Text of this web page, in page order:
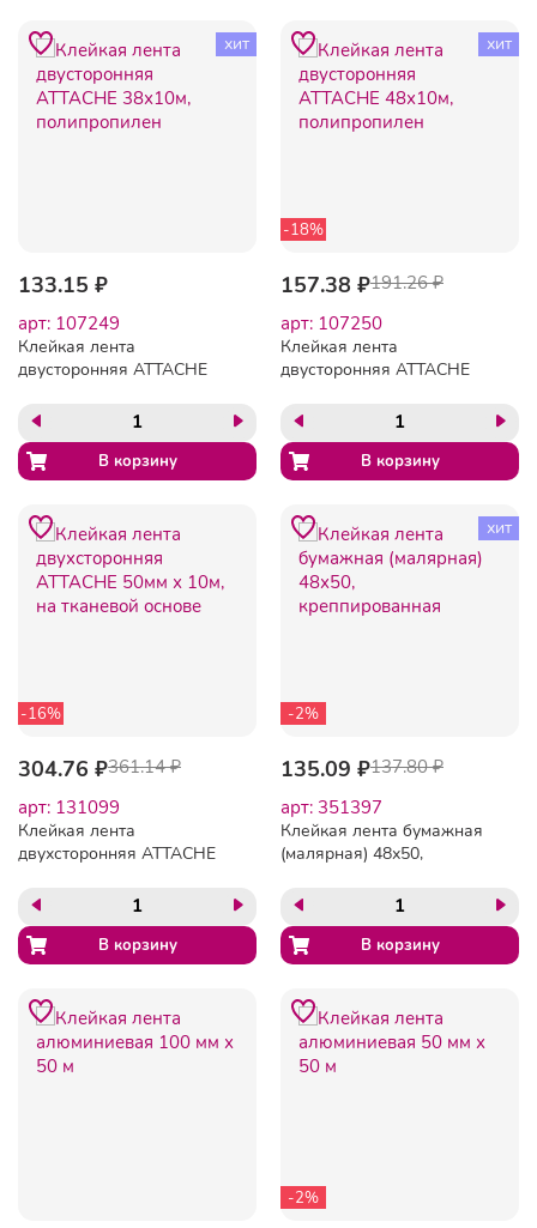
хит
133.15 ₽
арт: 107249
Клейкая лента
двусторонняя ATTACHE
-18%
хит
157.38 ₽191.26 ₽
арт: 107250
Клейкая лента
двусторонняя ATTACHE
-16%
304.76 ₽361.14 ₽
арт: 131099
Клейкая лента
двухсторонняя ATTACHE
основе
-2%
хит
135.09 ₽137.80 ₽
арт: 351397
Клейкая лента бумажная
(малярная) 48х50,
-2%